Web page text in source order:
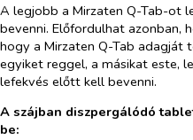
A legjobb a Mirzaten Q-Tab-ot
bevenni. Előfordulhat azonban,
hogy a Mirzaten Q-Tab adagját
egyiket reggel, a másikat este,
lefekvés előtt kell bevenni.
A szájban diszpergálódó
be: